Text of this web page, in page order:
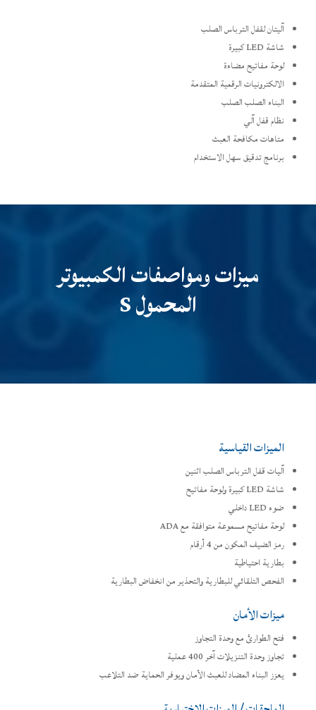
آليتان لقفل الترباس الصلب
شاشة LED كبيرة
لوحة مفاتيح مضاءة
الالكترونيات الرقمية المتقدمة
البناء الصلب الصلب
نظام قفل آلي
متاهات مكافحة العبث
برنامج تدقيق سهل الاستخدام
ميزات ومواصفات الكمبيوتر
المحمول S
الميزات القياسية
آليات قفل الترباس الصلب اثنين
شاشة LED كبيرة ولوحة مفاتيح
ضوء LED داخلي
لوحة مفاتيح مسموعة متوافقة مع ADA
رمز الضيف المكون من 4 أرقام
بطارية احتياطية
الفحص التلقائي للبطارية والتحذير من انخفاض البطارية
ميزات الأمان
فتح الطوارئ مع وحدة التجاوز
تجاوز وحدة التنزيلات آخر 400 عملية
يعزز البناء المضاد للعبث الأمان ويوفر الحماية ضد التلاعب